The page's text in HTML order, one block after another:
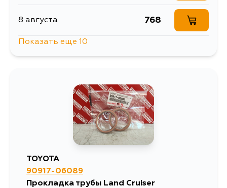
VCK11, VCK21
8 августа 768
812
812
11 августа
Показать еще 10
TOYOTA
90917-06089
Прокладка трубы Land Cruiser